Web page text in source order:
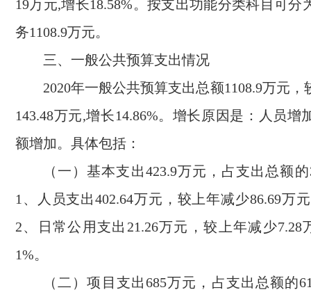
19万元,增长18.58%。按支出功能分类科目可分
务1108.9万元。
三、一般公共预算支出情况
2020年一般公共预算支出总额1108.9万元，
143.48万元,增长14.86%。增长原因是：人员增
额增加。具体包括：
（一）基本支出423.9万元，占支出总额
1、人员支出402.64万元，较上年减少86.69万
2、日常公用支出21.26万元，较上年减少7.28
1%。
（二）项目支出685万元，占支出总额的